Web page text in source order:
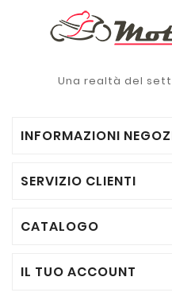
Una realtà del
INFORMAZIONI
SERVIZIO CLIENTI
CATALOGO
IL TUO ACCOUNT